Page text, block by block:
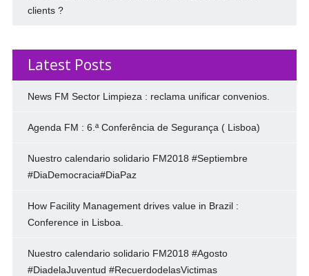
clients ?
Latest Posts
News FM Sector Limpieza : reclama unificar convenios.
Agenda FM : 6.ª Conferência de Segurança ( Lisboa)
Nuestro calendario solidario FM2018 #Septiembre
#DiaDemocracia#DiaPaz
How Facility Management drives value in Brazil :
Conference in Lisboa.
Nuestro calendario solidario FM2018 #Agosto
#DiadelaJuventud #RecuerdodelasVictimas